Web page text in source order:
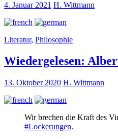
4. Januar 2021 H. Wittmann
Literatur, Philosophie
Wiedergelesen:
13. Oktober 2020 H. Wittmann
Wir brechen die Kraft des
#Lockerungen.